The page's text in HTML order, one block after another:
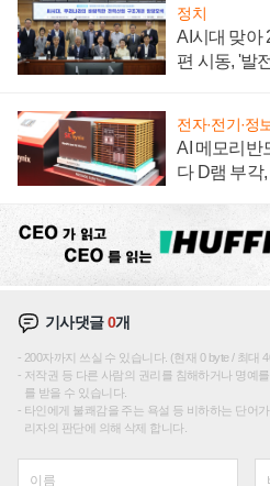
정치
AI시대 맞아
편 시동, '발
전자·전기·정
AI 메모리반
다 D램 부각
기사댓글0개
200자까지 쓰실 수 있습니다. (현재 0 byte / 최대
저작권 등 다른 사람의 권리를 침해하거나 명예
를 받을 수 있습니다.
타인에게 불쾌감을 주는 욕설 등 비하하는 단어
리자의 판단에 의해 삭제 합니다.